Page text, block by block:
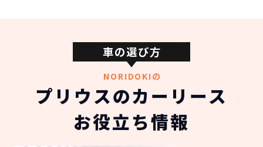
だけます。
自動車ローンで所有した場合
1997年12月に、世界初の実用化ハイブリッドカーと
して発売開始され、ハイブリッドカー、低燃費と言
えば「プリウス」新たな時代の先駆け「Hybrid
Reborn」をコンセプトに、「一目惚れするデザイ
ン」と「虜にさせる走り」が特徴です。
7年ぶりにフルモデルチェンジをした新型プリウス
車の選び方
NORIDOKIの
プリウスのカーリース
お役立ち情報